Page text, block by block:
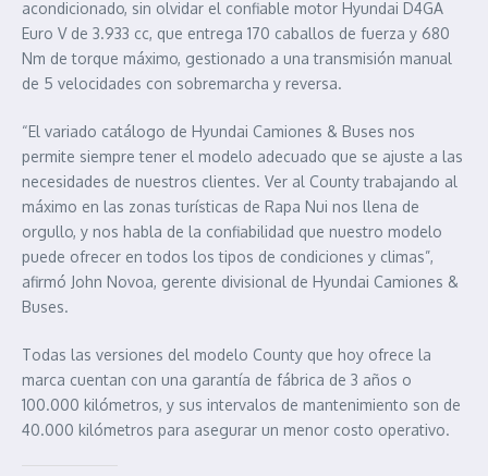
acondicionado, sin olvidar el confiable motor Hyundai D4GA
Euro V de 3.933 cc, que entrega 170 caballos de fuerza y 680
Nm de torque máximo, gestionado a una transmisión manual
de 5 velocidades con sobremarcha y reversa.
“El variado catálogo de Hyundai Camiones & Buses nos
permite siempre tener el modelo adecuado que se ajuste a las
necesidades de nuestros clientes. Ver al County trabajando al
máximo en las zonas turísticas de Rapa Nui nos llena de
orgullo, y nos habla de la confiabilidad que nuestro modelo
puede ofrecer en todos los tipos de condiciones y climas”,
afirmó John Novoa, gerente divisional de Hyundai Camiones &
Buses.
Todas las versiones del modelo County que hoy ofrece la
marca cuentan con una garantía de fábrica de 3 años o
100.000 kilómetros, y sus intervalos de mantenimiento son de
40.000 kilómetros para asegurar un menor costo operativo.